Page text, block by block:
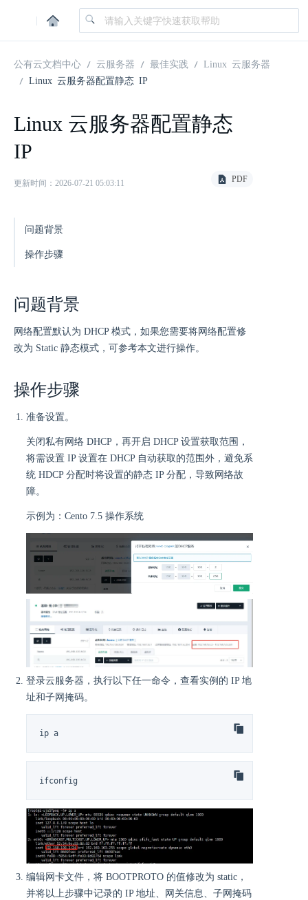
|
公有云文档中心 云服务器 最佳实践
Linux 云服务器
Linux 云服务器配置静态 IP
Linux 云服务器配置静态
IP
更新时间：2026-07-21 05:03:11 PDF
问题背景
操作步骤
问题背景
网络配置默认为 DHCP 模式，如果您需要将网络配置修
改为 Static 静态模式，可参考本文进行操作。
操作步骤
准备设置。
关闭私有网络 DHCP，再开启 DHCP 设置获取范围，
将需设置 IP 设置在 DHCP 自动获取的范围外，避免系
统 HDCP 分配时将设置的静态 IP 分配，导致网络故
障。
示例为：Cento 7.5 操作系统
登录云服务器，执行以下任一命令，查看实例的 IP 地
址和子网掩码。
ip a
ifconfig
编辑网卡文件，将 BOOTPROTO 的值修改为 static，
并将以上步骤中记录的 IP 地址、网关信息、子网掩码